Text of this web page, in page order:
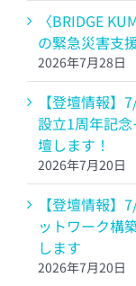
〈BRIDGE
の緊急災害支
2026年7月28日
【登壇情報
設立1周年記
壇します！
2026年7月20日
【登壇情報
ットワーク構
します
2026年7月20日